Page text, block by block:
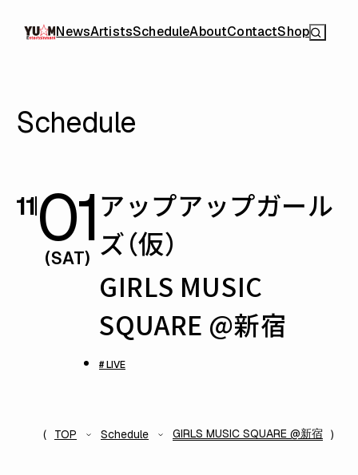
NewsArtistsScheduleAboutContactShop
Schedule
1101
(SAT)
アップアップガール
ズ（仮）
GIRLS MUSIC
SQUARE @新宿
# LIVE
TOP Schedule GIRLS MUSIC SQUARE @新宿